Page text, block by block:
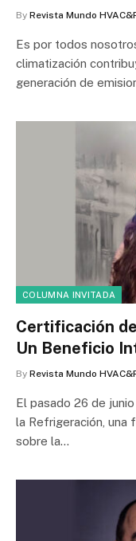
By Revista Mundo
Es por todos
climatización
generación de
COLUMNA INVITADA
Certificación
Un Beneficio
By Revista Mundo
El pasado 26 de
la Refrigeración, una
sobre la…